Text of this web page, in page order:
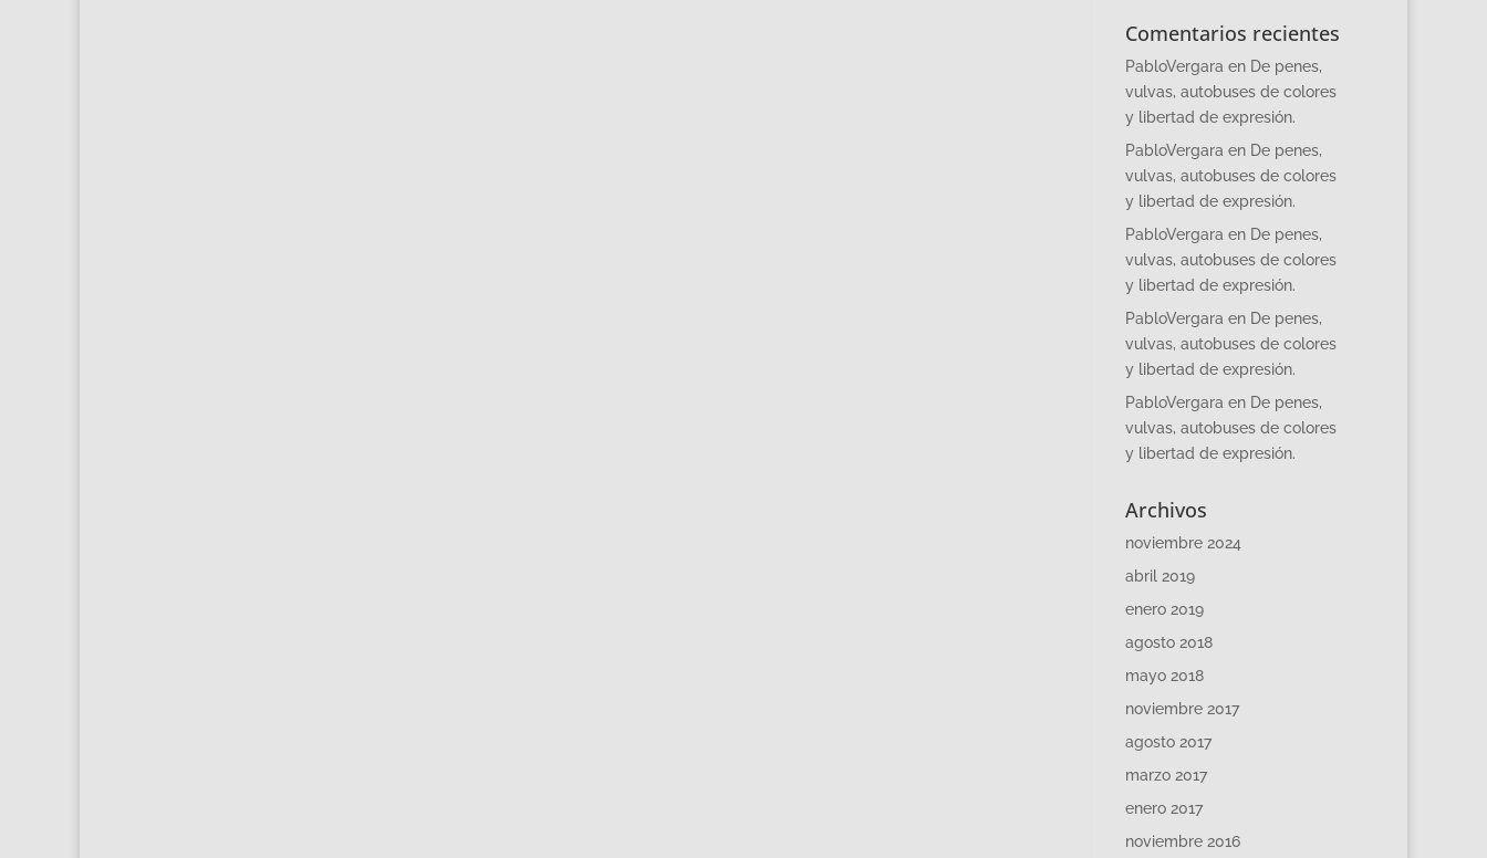
Comentarios recientes
PabloVergara en De penes,
vulvas, autobuses de colores
y libertad de expresión.
PabloVergara en De penes,
vulvas, autobuses de colores
y libertad de expresión.
PabloVergara en De penes,
vulvas, autobuses de colores
y libertad de expresión.
PabloVergara en De penes,
vulvas, autobuses de colores
y libertad de expresión.
PabloVergara en De penes,
vulvas, autobuses de colores
y libertad de expresión.
Archivos
noviembre 2024
abril 2019
enero 2019
agosto 2018
mayo 2018
noviembre 2017
agosto 2017
marzo 2017
enero 2017
noviembre 2016